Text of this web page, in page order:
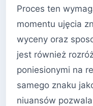
Proces ten
momentu ujęcia
wyceny oraz
jest również
poniesionymi na
samego znaku
niuansów